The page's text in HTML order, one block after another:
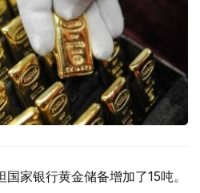
家银行黄金储备增加了15吨。